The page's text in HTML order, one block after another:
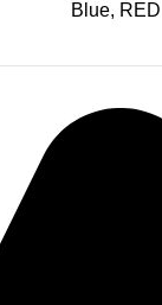
Blue, RED